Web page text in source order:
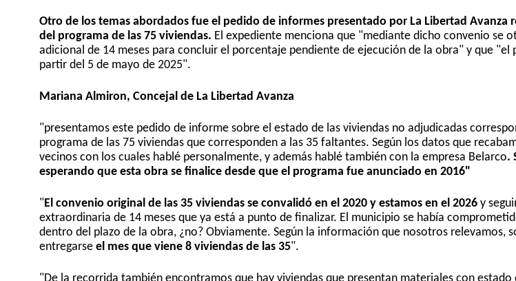
Otro de los temas abordados fue el pedido de informes presentado por La Libertad Avanza
del programa de las 75 viviendas. El expediente menciona que "mediante dicho convenio se
adicional de 14 meses para concluir el porcentaje pendiente de ejecución de la obra" y que "el
partir del 5 de mayo de 2025".
Mariana Almiron, Concejal de La Libertad Avanza
"presentamos este pedido de informe sobre el estado de las viviendas no adjudicadas
programa de las 75 viviendas que corresponden a las 35 faltantes. Según los datos que
vecinos con los cuales hablé personalmente, y además hablé también con la empresa Belarco.
esperando que esta obra se finalice desde que el programa fue anunciado en 2016"
"El convenio original de las 35 viviendas se convalidó en el 2020 y estamos en el 2026 y
extraordinaria de 14 meses que ya está a punto de finalizar. El municipio se había
dentro del plazo de la obra, ¿no? Obviamente. Según la información que nosotros relevamos,
entregarse el mes que viene 8 viviendas de las 35".